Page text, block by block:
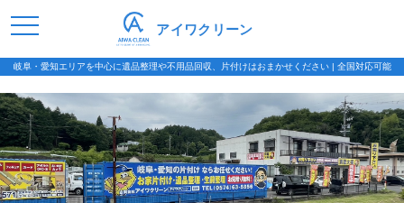
岐阜・愛知エリアを中心に遺品整理や不用品回収、片付けはおまかせください | 全国対応可能
アイワクリーン